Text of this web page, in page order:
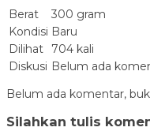
Berat
300 gram
Kondisi Baru
Dilihat
704 kali
Diskusi Belum ada
Belum ada komentar,
Silahkan tulis